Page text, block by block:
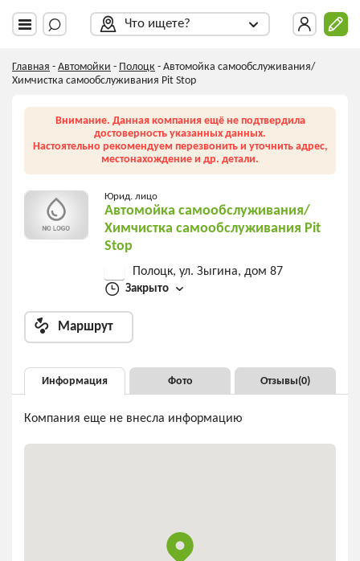
Что ищете?
Главная - Автомойки - Полоцк - Автомойка самообслуживания/
Химчистка самообслуживания Pit Stop
Внимание. Данная компания ещё не подтвердила
достоверность указанных данных.
Настоятельно рекомендуем перезвонить и уточнить адрес,
местонахождение и др. детали.
Юрид. лицо
Автомойка самообслуживания/
Химчистка самообслуживания Pit
Stop
Полоцк, ул. Зыгина, дом 87
Закрыто
Маршрут
Информация Фото Отзывы(0)
Компания еще не внесла информацию